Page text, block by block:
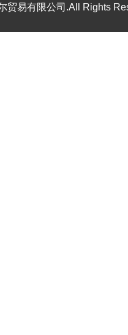
贸易有限公司.All Rights